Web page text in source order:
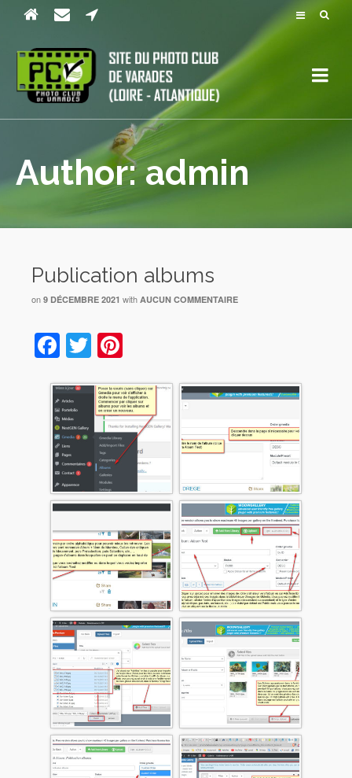
Author: admin
Publication albums
on 9 DÉCEMBRE 2021 with AUCUN COMMENTAIRE
Facebook
Twitter